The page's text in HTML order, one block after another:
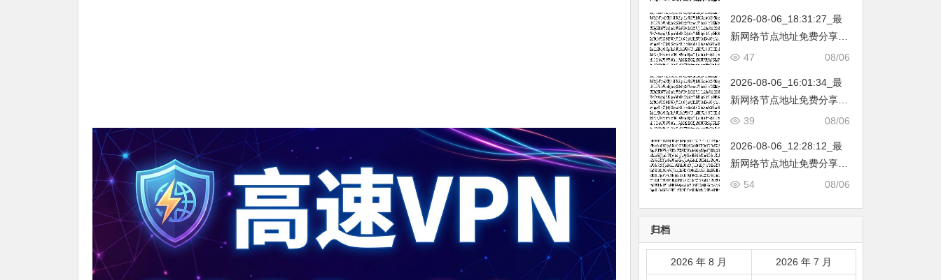
韩国|新加坡|台湾|马来西亚|
…
2026-08-06_18:31:27_最
新网络节点地址免费分享…
不定期更新…开放免费分享
韩国|新加坡|台湾|马来西亚|
…
08/06
47
2026-08-06_16:01:34_最
新网络节点地址免费分享…
不定期更新…开放免费分享
韩国|新加坡|台湾|马来西亚|
…
08/06
39
2026-08-06_12:28:12_最
新网络节点地址免费分享…
不定期更新…开放免费分享
韩国|新加坡|台湾|马来西亚|
08/06
54
归档
2026 年 8 月 2026 年 7 月